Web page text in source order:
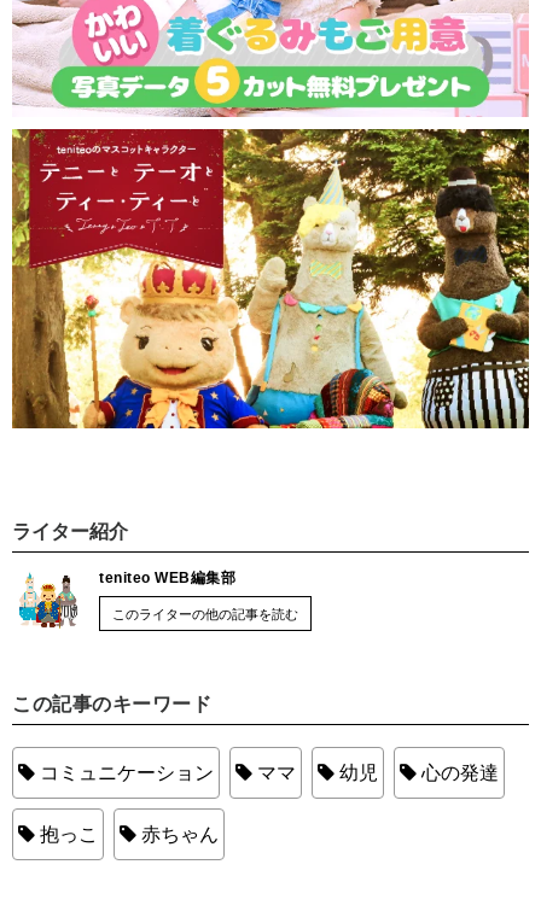
ライター紹介
teniteo WEB編集部
このライターの他の記事を読む
この記事のキーワード
コミュニケーション ママ 幼児 心の発達
抱っこ 赤ちゃん